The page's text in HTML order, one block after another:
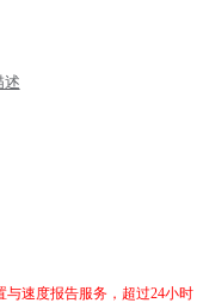
述
速度报告服务，超过24小时